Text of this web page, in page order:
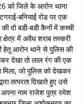
जिले के आरोन थाना
बनियाई रोड पर एक
दो बडी-बडी कैनों में कच्ची
में अवैध शराब तस्‍करी
हेतु आरोन थाने से पुलिस की
देखा तो लाल रंग की एक
मिला, जो पुलिस को देखकर
तत्परता दिखाते हुए उसे
अपना नाम राजेश पुत्र रमेश